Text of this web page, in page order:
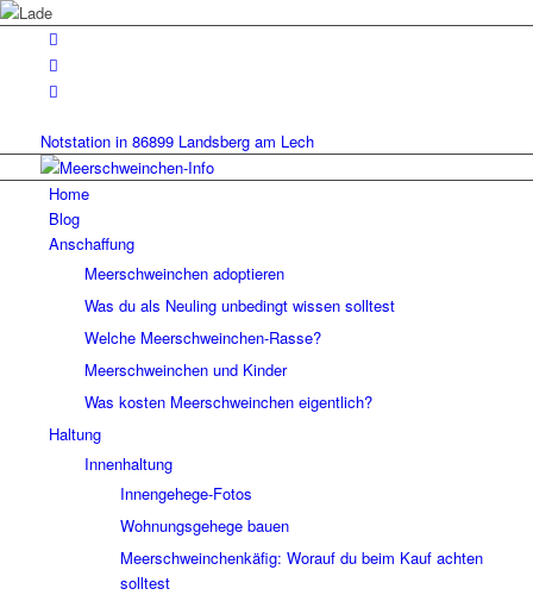
Notstation in 86899 Landsberg am Lech
Home
Blog
Anschaffung
Meerschweinchen adoptieren
Was du als Neuling unbedingt wissen solltest
Welche Meerschweinchen-Rasse?
Meerschweinchen und Kinder
Was kosten Meerschweinchen eigentlich?
Haltung
Innenhaltung
Innengehege-Fotos
Wohnungsgehege bauen
Meerschweinchenkäfig: Worauf du beim Kauf achten
solltest